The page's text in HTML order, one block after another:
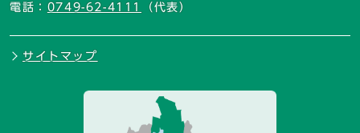
電話： 0749-62-4111 （代表）
サイトマップ